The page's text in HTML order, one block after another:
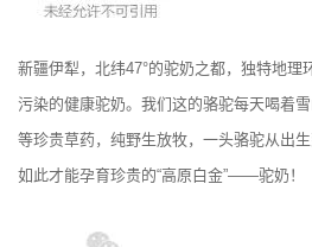
新疆伊犁，北纬47°的驼奶之都，独特地理
污染的健康驼奶。我们这的骆驼每天喝着
等珍贵草药，纯野生放牧，一头骆驼从出
如此才能孕育珍贵的“高原白金”——驼奶！